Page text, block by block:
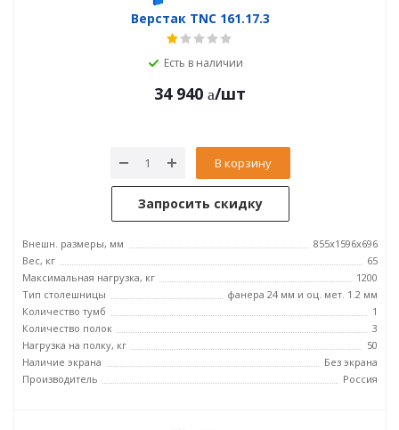
Верстак TNC 161.17.3
Есть в наличии
34 940 /шт
В корзину
Запросить скидку
Внешн. размеры, мм
855x1596x696
Вес, кг
65
Максимальная нагрузка, кг
1200
Тип столешницы
фанера 24 мм и оц. мет. 1.2 мм
Количество тумб
1
Количество полок
3
Нагрузка на полку, кг
50
Наличие экрана
Без экрана
Производитель
Россия